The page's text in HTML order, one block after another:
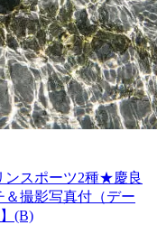
ンスポーツ2種★慶良
＆撮影写真付（デー
(B)